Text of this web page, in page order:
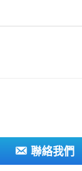
聯絡我們